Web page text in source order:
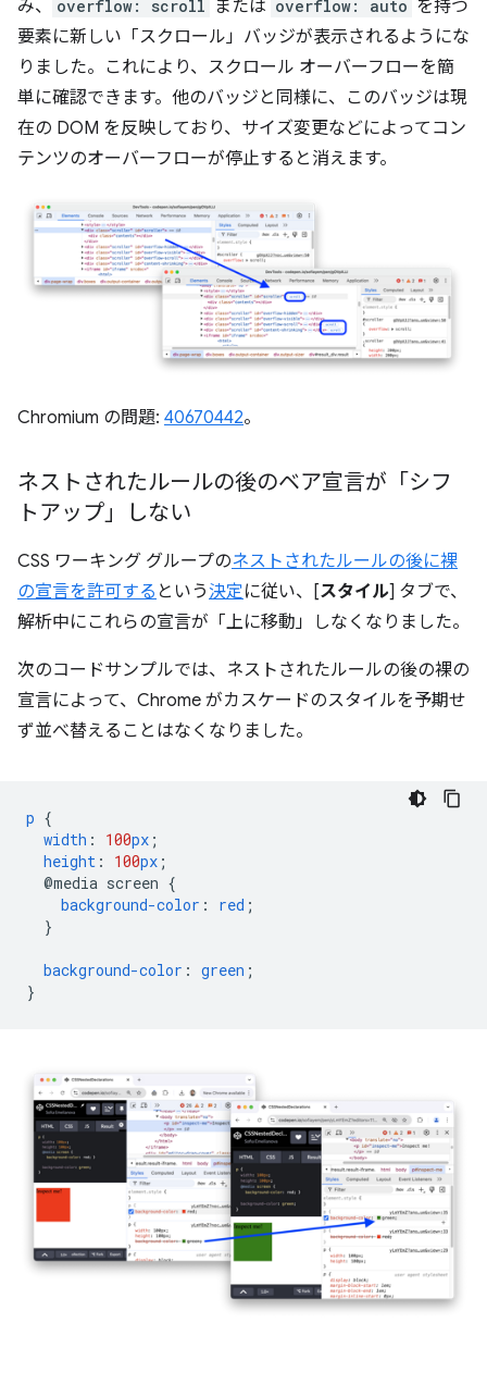
み、 overflow: scroll または overflow: auto を持つ
要素に新しい「スクロール」バッジが表示されるようにな
りました。これにより、スクロール オーバーフローを簡
単に確認できます。他のバッジと同様に、このバッジは現
在の DOM を反映しており、サイズ変更などによってコン
テンツのオーバーフローが停止すると消えます。
Chromium の問題: 40670442。
ネストされたルールの後のベア宣言が「シフ
トアップ」しない
CSS ワーキング グループのネストされたルールの後に裸
の宣言を許可する という決定に従い、[スタイル] タブで、
解析中にこれらの宣言が「上に移動」しなくなりました。
次のコードサンプルでは、ネストされたルールの後の裸の
宣言によって、Chrome がカスケードのスタイルを予期せ
ず並べ替えることはなくなりました。
p {
width : 100px ;
height : 100px ;
@media screen {
background-color : red ;
}
background-color : green ;
}